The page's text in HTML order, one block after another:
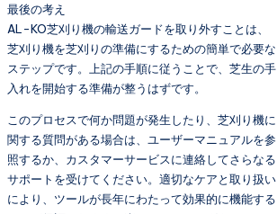
最後の考え
AL-KO芝刈り機の輸送ガードを取り外すことは、
芝刈り機を芝刈りの準備にするための簡単で必要な
ステップです。上記の手順に従うことで、芝生の手
入れを開始する準備が整うはずです。
このプロセスで何か問題が発生したり、芝刈り機に
関する質問がある場合は、ユーザーマニュアルを参
照するか、カスタマーサービスに連絡してさらなる
サポートを受けてください。適切なケアと取り扱い
により、ツールが長年にわたって効果的に機能する